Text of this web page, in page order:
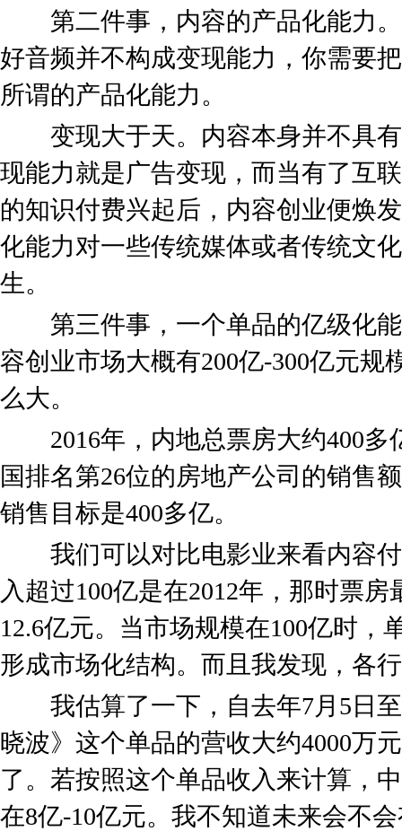
第二件事，内容的产品化能力。
好音频并不构成变现能力，你需要
所谓的产品化能力。
变现大于天。内容本身并不具有
现能力就是广告变现，而当有了互
的知识付费兴起后，内容创业便焕
化能力对一些传统媒体或者传统文
生。
第三件事，一个单品的亿级化能
容创业市场大概有200亿-300亿元规
么大。
2016年，内地总票房大约400多
国排名第26位的房地产公司的销售
销售目标是400多亿。
我们可以对比电影业来看内容付
入超过100亿是在2012年，那时票
12.6亿元。当市场规模在100亿时，
形成市场化结构。而且我发现，各
我估算了一下，自去年7月5日至
晓波》这个单品的营收大约4000万
了。若按照这个单品收入来计算，
在8亿-10亿元。我不知道未来会不